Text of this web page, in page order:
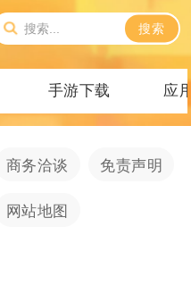
搜索
手游下载 应
商务洽谈 免责声明
网站地图